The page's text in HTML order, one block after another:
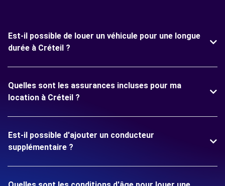
Est-il possible de louer un véhicule pour une longue
durée à Créteil ?
Quelles sont les assurances incluses pour ma
location à Créteil ?
Est-il possible d'ajouter un conducteur
supplémentaire ?